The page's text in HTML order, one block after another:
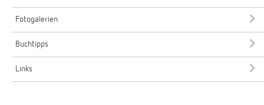
Fotogalerien
Buchtipps
Links